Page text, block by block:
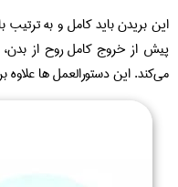
این بریدن باید کامل و به
پیش از خروج کامل روح از
می‌کند. این دستورالعمل‌ ها